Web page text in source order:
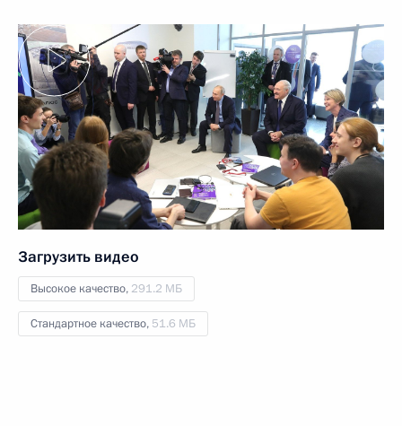
Загрузить видео
Высокое качество, 291.2 МБ
Стандартное качество, 51.6 МБ